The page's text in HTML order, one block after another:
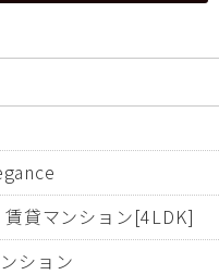
貸マンション[4LDK]
ション